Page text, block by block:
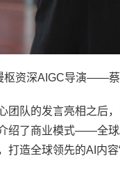
枢资深AIGC导演——
团队的发言亮相之后
绍了商业模式——全球
打造全球领先的AI内容